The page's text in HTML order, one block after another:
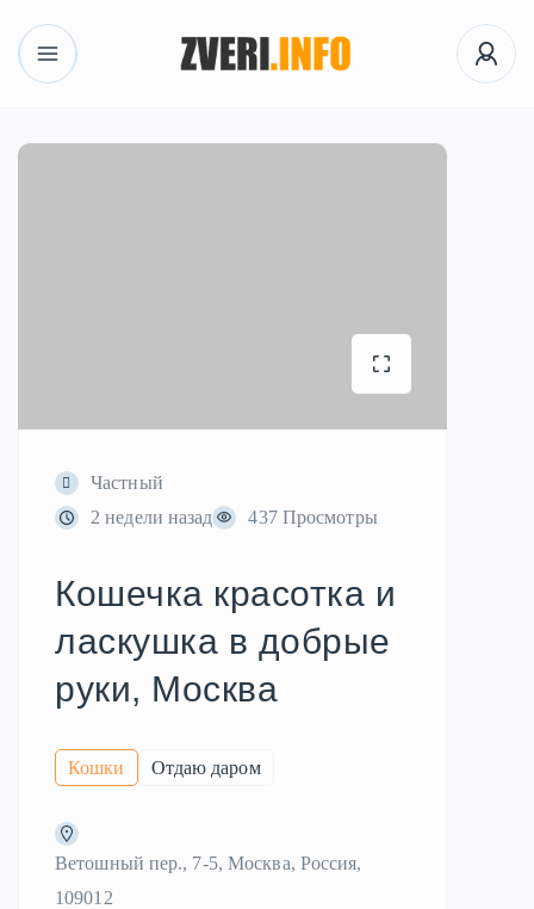
Частный
2 недели назад
437 Просмотры
Кошечка красотка и
ласкушка в добрые
руки, Москва
Кошки Отдаю даром
Ветошный пер., 7-5, Москва, Россия,
109012